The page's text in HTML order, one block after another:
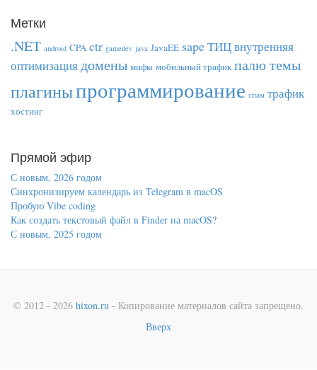
Метки
.NET android CPA ctr gamedev java JavaEE sapeТИЦвнутренняя
оптимизациядомены мифы мобильный трафик палю темы
плагиныпрограммирование спам трафик
хостинг
Прямой эфир
С новым, 2026 годом
Синхронизируем календарь из Telegram в macOS
Пробую Vibe coding
Как создать текстовый файл в Finder на macOS?
С новым, 2025 годом
© 2012 - 2026 hixon.ru - Копирование материалов сайта запрещено.
Вверх